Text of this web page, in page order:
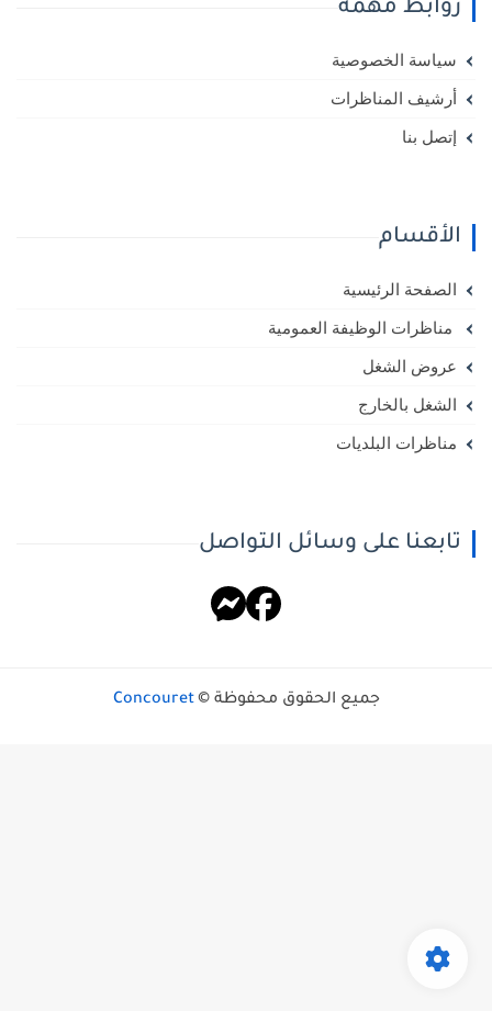
روابط مهمة
سياسة الخصوصية
أرشيف المناظرات
إتصل بنا
الأقسام
الصفحة الرئيسية
مناظرات الوظيفة العمومية
عروض الشغل
الشغل بالخارج
مناظرات البلديات
تابعنا على وسائل التواصل
جميع الحقوق محفوظة © Concouret